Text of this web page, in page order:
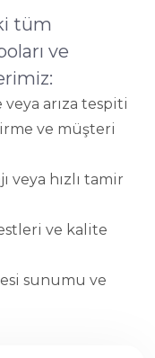
tüm
ve
arıza tespiti
ve müşteri
veya hızlı tamir
ve kalite
sunumu ve